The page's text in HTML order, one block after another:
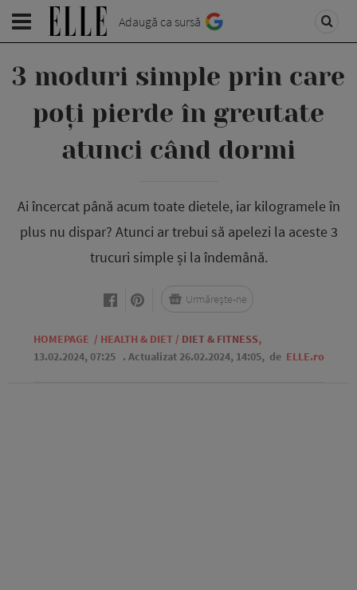
Adaugă ca sursă
3 moduri simple prin care
poți pierde în greutate
atunci când dormi
Ai încercat până acum toate dietele, iar kilogramele în
plus nu dispar? Atunci ar trebui să apelezi la aceste 3
trucuri simple și la îndemână.
HOMEPAGE / HEALTH & DIET/ DIET & FITNESS,
13.02.2024, 07:25 . Actualizat 26.02.2024, 14:05, de ELLE.ro
Urmărește-ne